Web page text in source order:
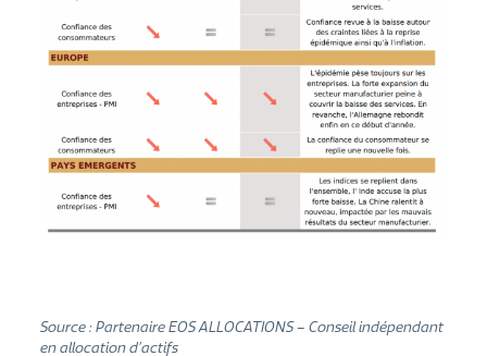
Source : Partenaire EOS ALLOCATIONS – Conseil indépendant
en allocation d’actifs